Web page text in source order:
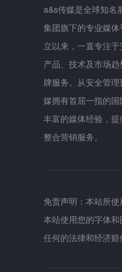
a&s传媒是全球知名
集团旗下的专业媒
立以来，一直专注
产品、技术及市场
牌服务。从安全管
媒拥有首屈一指的
丰富的媒体经验，
整合营销服务。
免责声明：本站所
本站使用您的字体
任何的法律和经济赔